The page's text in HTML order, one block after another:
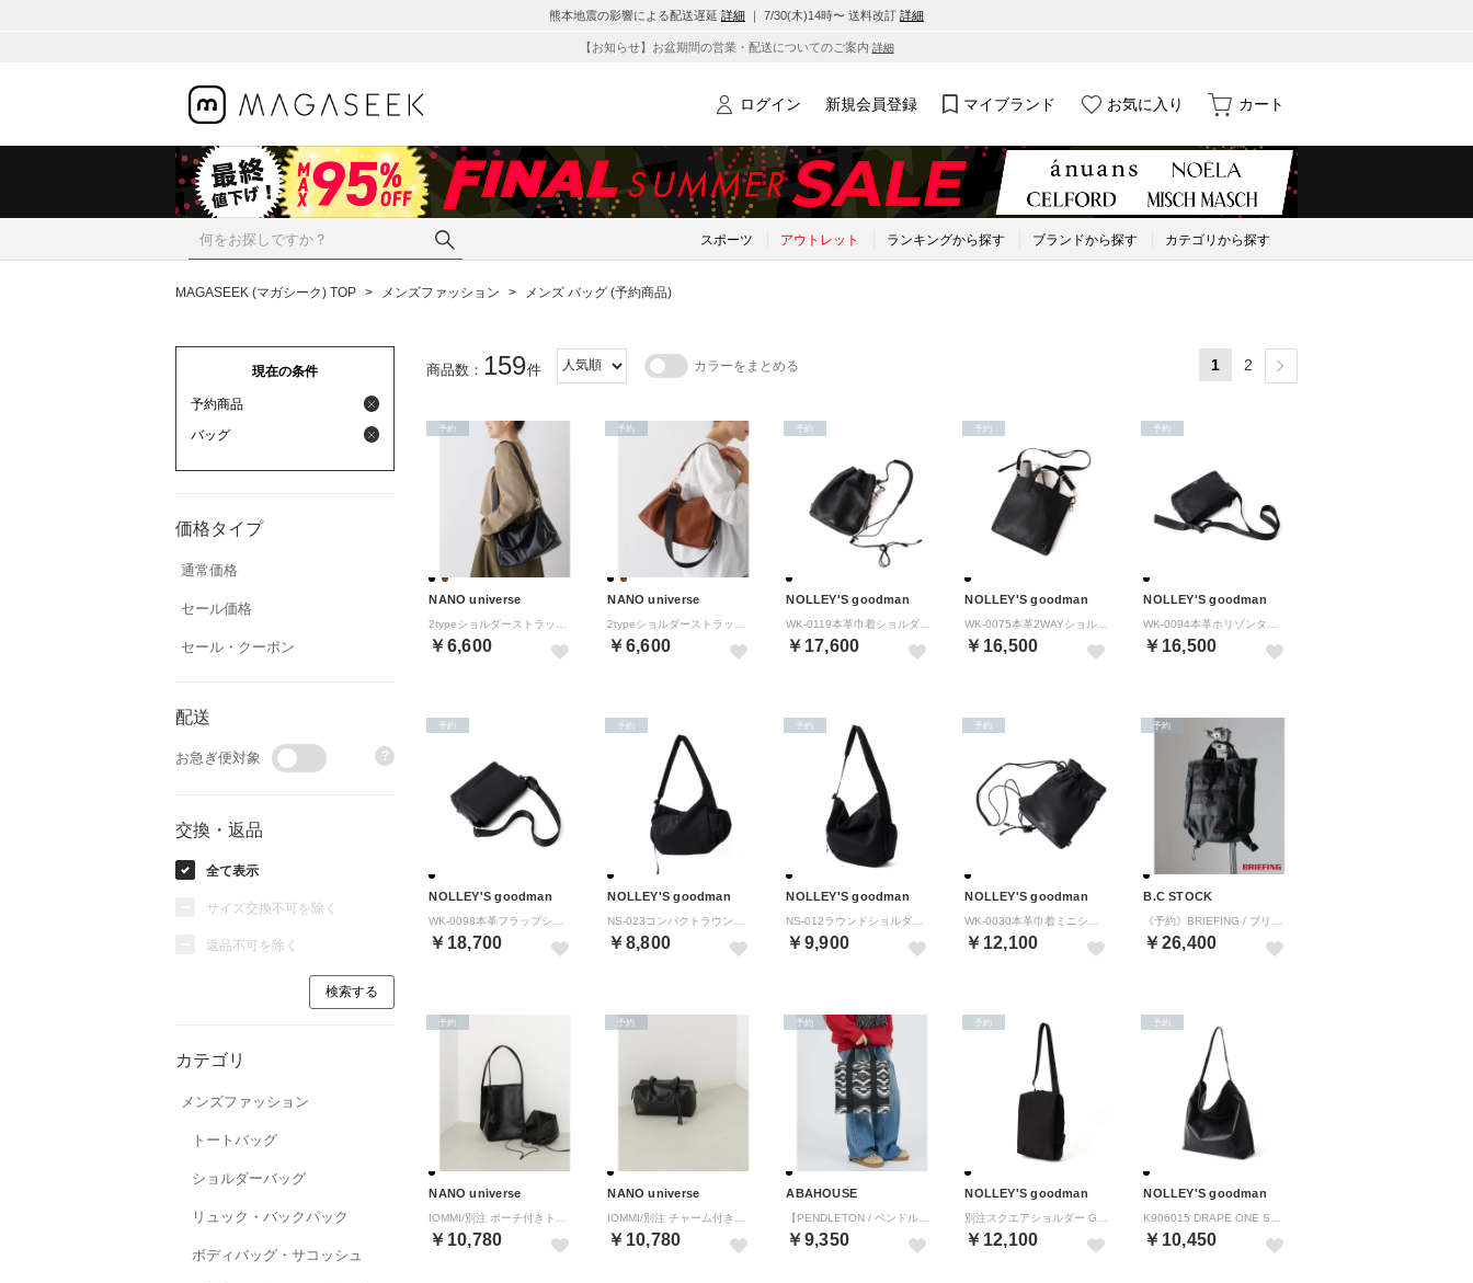
熊本地震の影響による配送遅延 詳細 ｜ 7/30(木)14時〜 送料改訂 詳細
【お知らせ】お盆期間の営業・配送についてのご案内 詳細
ログイン 新規会員登録 マイブランド お気に入り カート
スポーツ アウトレット ランキングから探す ブランドから探す カテゴリから探す
MAGASEEK (マガシーク) TOP > メンズファッション > メンズ バッグ (予約商品)
現在の条件
予約商品
バッグ
価格タイプ
通常価格
セール価格
セール・クーポン
配送
お急ぎ便対象 ?
交換・返品
全て表示
サイズ交換不可を除く
返品不可を除く
カテゴリ
メンズファッション
トートバッグ
ショルダーバッグ
リュック・バックパック
ボディバッグ・サコッシュ
商品数： 159件 カラーをまとめる 1 2
NANO universe
￥6,600
予約
NANO universe
￥6,600
予約
NOLLEY'S goodman
￥17,600
予約
NOLLEY'S goodman
￥16,500
予約
NOLLEY'S goodman
￥16,500
予約
NOLLEY'S goodman
￥18,700
予約
NOLLEY'S goodman
￥8,800
予約
NOLLEY'S goodman
￥9,900
予約
NOLLEY'S goodman
￥12,100
予約
B.C STOCK
￥26,400
予約
NANO universe
￥10,780
予約
NANO universe
￥10,780
予約
ABAHOUSE
￥9,350
予約
NOLLEY'S goodman
￥12,100
予約
NOLLEY'S goodman
￥10,450
予約